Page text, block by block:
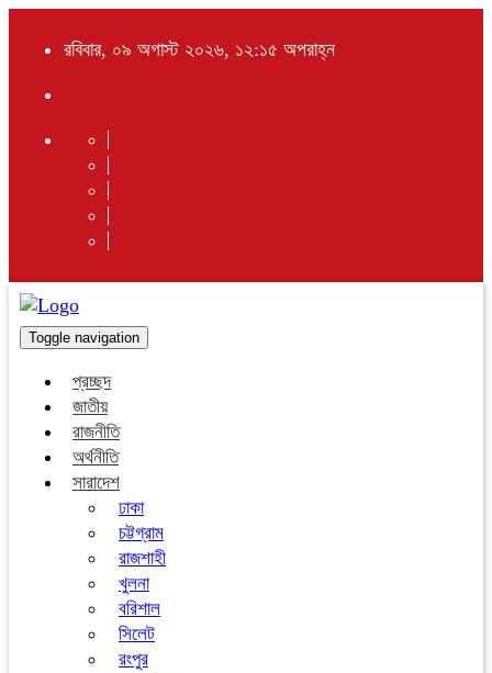
রবিবার, ০৯ অগাস্ট ২০২৬, ১২:১৫ অপরাহ্ন
Toggle navigation
প্রচ্ছদ
জাতীয়
রাজনীতি
অর্থনীতি
সারাদেশ
ঢাকা
চট্টগ্রাম
রাজশাহী
খুলনা
বরিশাল
সিলেট
রংপুর